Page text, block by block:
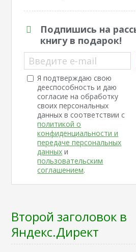
Подпишись на
книгу в подарок!
Введите e-mail
Я подтверждаю свою
дееспособность и даю
согласие на обработку
своих персональных
данных в соответствии с
политикой о
конфиденциальности и
передаче персональных
данных и
пользовательским
соглашением.
Второй заголовок в
Яндекс.Директ